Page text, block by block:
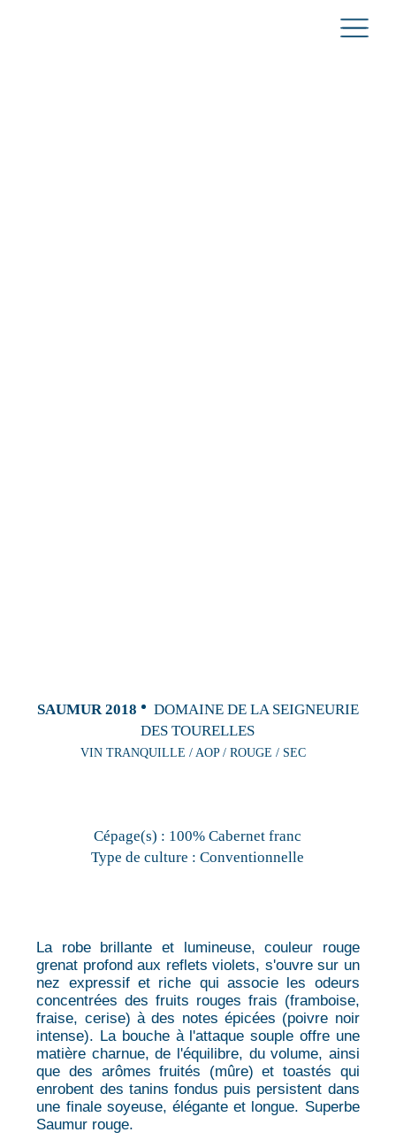
SAUMUR 2018
DOMAINE DE LA SEIGNEURIE
DES TOURELLES
VIN TRANQUILLE / AOP / ROUGE / SEC
Cépage(s) : 100% Cabernet franc
Type de culture : Conventionnelle
La robe brillante et lumineuse, couleur rouge
grenat profond aux reflets violets, s'ouvre sur un
nez expressif et riche qui associe les odeurs
concentrées des fruits rouges frais (framboise,
fraise, cerise) à des notes épicées (poivre noir
intense). La bouche à l'attaque souple offre une
matière charnue, de l'équilibre, du volume, ainsi
que des arômes fruités (mûre) et toastés qui
enrobent des tanins fondus puis persistent dans
une finale soyeuse, élégante et longue. Superbe
Saumur rouge.